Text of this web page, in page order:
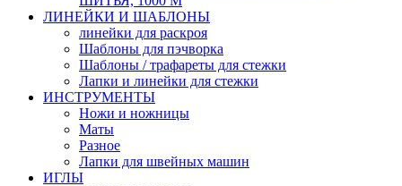
ЛИНЕЙКИ И ШАБЛОНЫ
линейки для раскроя
Шаблоны для пэчворка
Шаблоны / трафареты для стежки
Лапки и линейки для стежки
ИНСТРУМЕНТЫ
Ножи и ножницы
Маты
Разное
Лапки для швейных машин
ИГЛЫ